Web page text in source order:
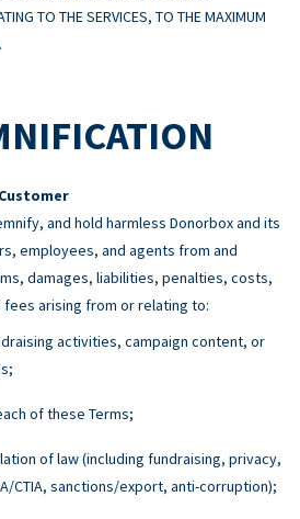
TO THE SERVICES, TO THE MAXIMUM
and hold harmless Donorbox and its
employees, and agents from and
damages, liabilities, penalties, costs,
arising from or relating to:
activities, campaign content, or
of these Terms;
of law (including fundraising, privacy,
CTIA, sanctions/export, anti-corruption);